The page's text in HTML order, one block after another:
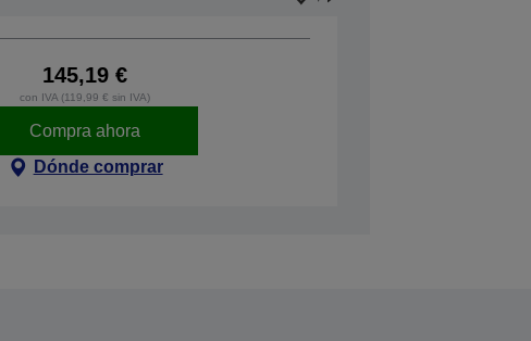
145,19 €
con IVA (119,99 € sin IVA)
Compra ahora
Dónde comprar